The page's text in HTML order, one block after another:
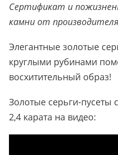
Сертификат и
камни от
Элегантные золотые
круглыми рубинами
восхитительный образ!
Золотые серьги-пусеты
2,4 карата на видео: